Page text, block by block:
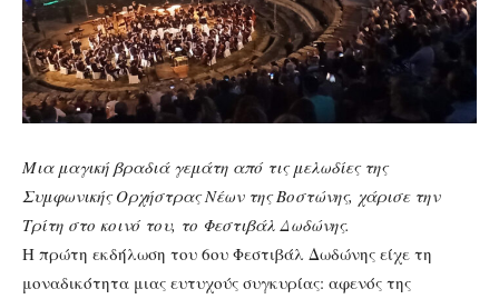
Μια μαγική βραδιά γεμάτη από τις μελωδίες της
Συμφωνικής Ορχήστρας Νέων της Βοστώνης, χάρισε την
Τρίτη στο κοινό του, το Φεστιβάλ Δωδώνης.
Η πρώτη εκδήλωση του 6ου Φεστιβάλ Δωδώνης είχε τη
μοναδικότητα μιας ευτυχούς συγκυρίας: αφενός της